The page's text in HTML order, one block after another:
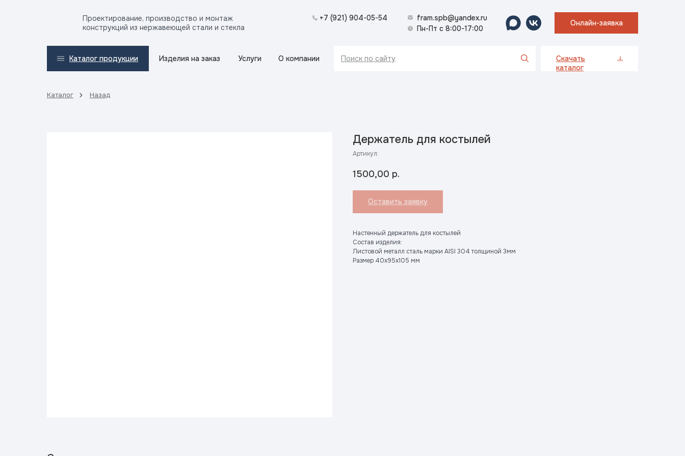
О компании
Услуги Поиск по сайту
Изделия на заказ
Проектирование, производство и монтаж
конструкций из нержавеющей стали и стекла
Онлайн-заявка
fram.spb@yandex.ru
Пн-Пт с 8:00-17:00
Скачать
каталог
Каталог продукции
+7 (921) 904-05-54
Каталог Назад
Держатель для костылей
Артикул:
1500,00 р.
Оставить заявку
Настенный держатель для костылей
Состав изделия:
Листовой металл сталь марки AISI 304 толщиной 3мм
Размер 40x95x105 мм